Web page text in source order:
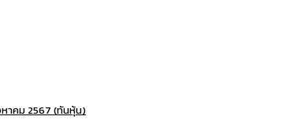
าคม 2567 (ทันหุ้น)